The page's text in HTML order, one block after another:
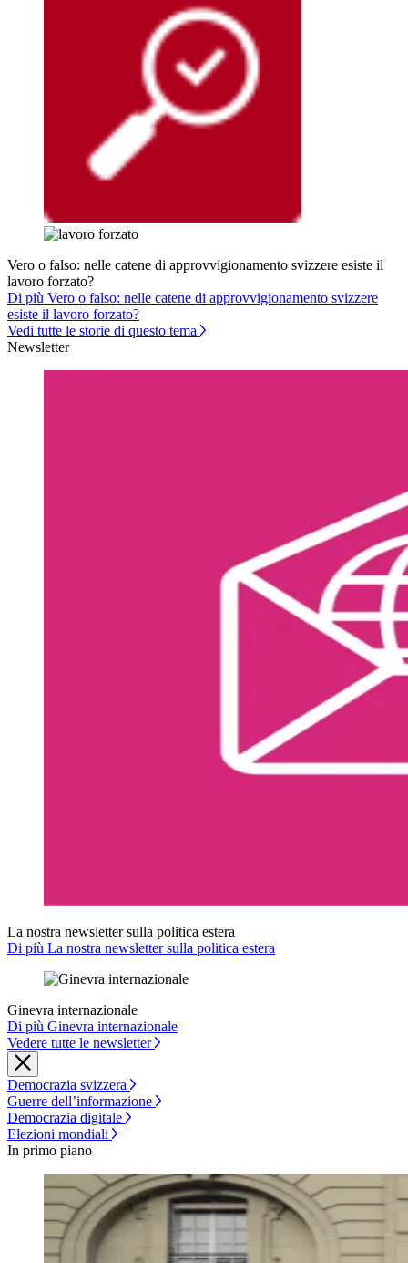
Vero o falso: nelle catene di approvvigionamento svizzere esiste il
lavoro forzato?
Di più Vero o falso: nelle catene di approvvigionamento svizzere
esiste il lavoro forzato?
Vedi tutte le storie di questo tema
Newsletter
La nostra newsletter sulla politica estera
Di più La nostra newsletter sulla politica estera
Ginevra internazionale
Di più Ginevra internazionale
Vedere tutte le newsletter
Democrazia svizzera
Guerre dell’informazione
Democrazia digitale
Elezioni mondiali
In primo piano